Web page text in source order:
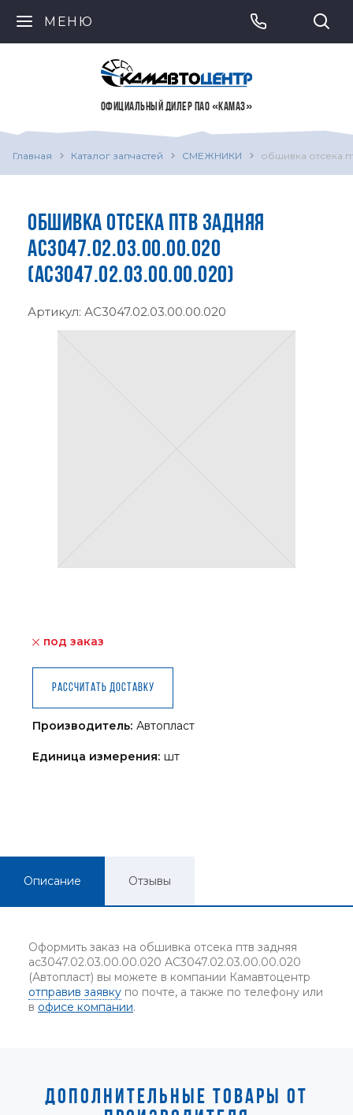
МЕНЮ
ОФИЦИАЛЬНЫЙ ДИЛЕР ПАО «КАМАЗ»
Главная Каталог запчастей СМЕЖНИКИ обшивка отсека
ОБШИВКА ОТСЕКА ПТВ ЗАДНЯЯ
АС3047.02.03.00.00.020
(АС3047.02.03.00.00.020)
Артикул: АС3047.02.03.00.00.020
под заказ
Рассчитать доставку
Производитель: Автопласт
Единица измерения: шт
Описание Отзывы
Оформить заказ на обшивка отсека птв задняя
ас3047.02.03.00.00.020 АС3047.02.03.00.00.020
(Автопласт) вы можете в компании Камавтоцентр
отправив заявку по почте, а также по телефону или
в офисе компании.
ДОПОЛНИТЕЛЬНЫЕ ТОВАРЫ ОТ